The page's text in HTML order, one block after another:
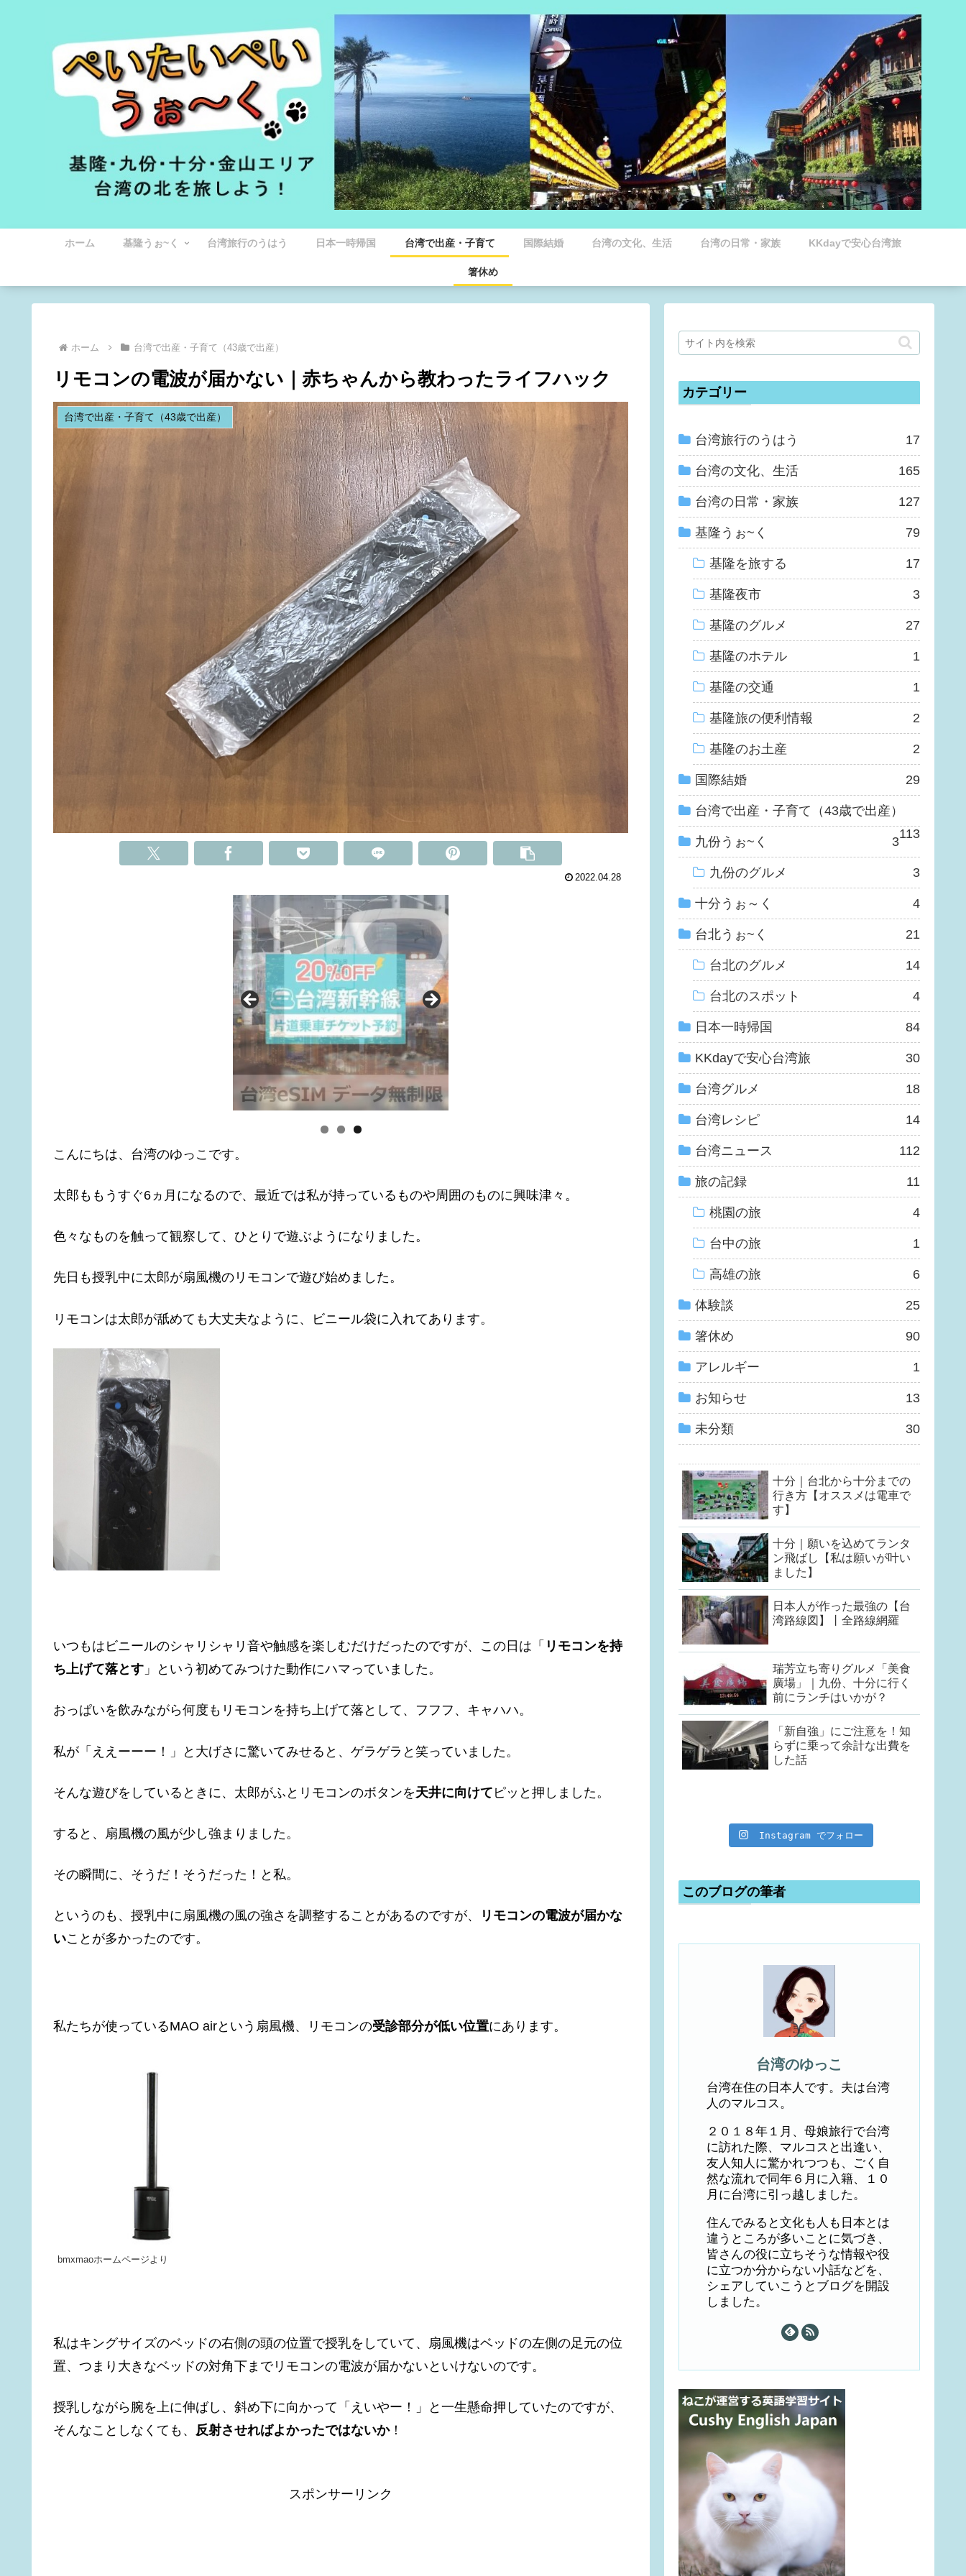
ホーム 基隆うぉ~く 台湾旅行のうはう 日本一時帰国 台湾で出産・子育て 国際結婚 台湾の文化、生活 台湾の日常・家族 KKdayで安心台湾旅
箸休め
ホーム 台湾で出産・子育て（43歳で出産）
リモコンの電波が届かない｜赤ちゃんから教わったライフハック
台湾で出産・子育て（43歳で出産）
2022.04.28
こんにちは、台湾のゆっこです。
太郎ももうすぐ6ヵ月になるので、最近では私が持っているものや周囲のものに興味津々。
色々なものを触って観察して、ひとりで遊ぶようになりました。
先日も授乳中に太郎が扇風機のリモコンで遊び始めました。
リモコンは太郎が舐めても大丈夫なように、ビニール袋に入れてあります。
いつもはビニールのシャリシャリ音や触感を楽しむだけだったのですが、この日は「 リモコンを持
ち上げて落とす 」という初めてみつけた動作にハマっていました。
おっぱいを飲みながら何度もリモコンを持ち上げて落として、フフフ、キャハハ。
私が「ええーーー！」と大げさに驚いてみせると、ゲラゲラと笑っていました。
そんな遊びをしているときに、太郎がふとリモコンのボタンを天井に向けて ピッと押しました。
すると、扇風機の風が少し強まりました。
その瞬間に、そうだ！そうだった！と私。
というのも、授乳中に扇風機の風の強さを調整することがあるのですが、
リモコンの電波が届かな
いことが多かったのです。
私たちが使っているMAO airという扇風機、リモコンの受診部分が低い位置にあります。
bmxmaoホームページより
私はキングサイズのベッドの右側の頭の位置で授乳をしていて、扇風機はベッドの左側の足元の位
置、つまり大きなベッドの対角下までリモコンの電波が届かないといけないのです。
授乳しながら腕を上に伸ばし、斜め下に向かって「えいやー！」と一生懸命押していたのですが、
そんなことしなくても、 反射させればよかったではないか！
スポンサーリンク
カテゴリー
台湾旅行のうはう 17
台湾の文化、生活 165
台湾の日常・家族 127
基隆うぉ~く 79
基隆を旅する 17
基隆夜市 3
基隆のグルメ 27
基隆のホテル 1
基隆の交通 1
基隆旅の便利情報 2
基隆のお土産 2
国際結婚 29
台湾で出産・子育て（43歳で出産）
113
九份うぉ~く 3
九份のグルメ 3
十分うぉ～く 4
台北うぉ~く 21
台北のグルメ 14
台北のスポット 4
日本一時帰国 84
KKdayで安心台湾旅 30
台湾グルメ 18
台湾レシピ 14
台湾ニュース 112
旅の記録 11
桃園の旅 4
台中の旅 1
高雄の旅 6
体験談 25
箸休め 90
アレルギー 1
お知らせ 13
未分類 30
十分｜台北から十分までの
行き方【オススメは電車で
す】
十分｜願いを込めてランタ
ン飛ばし【私は願いが叶い
ました】
日本人が作った最強の【台
湾路線図】丨全路線網羅
瑞芳立ち寄りグルメ「美食
廣場」｜九份、十分に行く
前にランチはいかが？
「新自強」にご注意を！知
らずに乗って余計な出費を
した話
Instagram でフォロー
このブログの筆者
台湾のゆっこ
台湾在住の日本人です。夫は台湾
人のマルコス。
２０１８年１月、母娘旅行で台湾
に訪れた際、マルコスと出逢い、
友人知人に驚かれつつも、ごく自
然な流れで同年６月に入籍、１０
月に台湾に引っ越しました。
住んでみると文化も人も日本とは
違うところが多いことに気づき、
皆さんの役に立ちそうな情報や役
に立つか分からない小話などを、
シェアしていこうとブログを開設
しました。